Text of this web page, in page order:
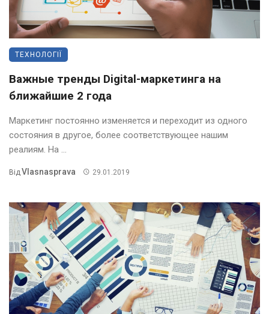
ТЕХНОЛОГІЇ
Важные тренды Digital-маркетинга на
ближайшие 2 года
Маркетинг постоянно изменяется и переходит из одного
состояния в другое, более соответствующее нашим
реалиям. На ...
Від Vlasnasprava 29.01.2019